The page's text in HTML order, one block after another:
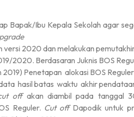
Bapak/Ibu Kepala Sekolah agar
versi 2020 dan melakukan
2020. Berdasaran Juknis BOS
2019) Penetapan alokasi BOS
hasil batas waktu akhir
offakan diambil pada tanggal
Reguler. Cut offDapodik untuk